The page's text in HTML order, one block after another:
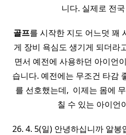
니다. 실제로 전
골프를 시작한 지도 어느덧 꽤
게 장비 욕심도 생기게 되더라
면서 예전에 사용하던 아이언
습니다. 예전에는 무조건 타감
를 선호했는데, ​ 이제는 몸에
칠 수 있는 아이언
26. 4. 5(일) 안녕하십니까 알